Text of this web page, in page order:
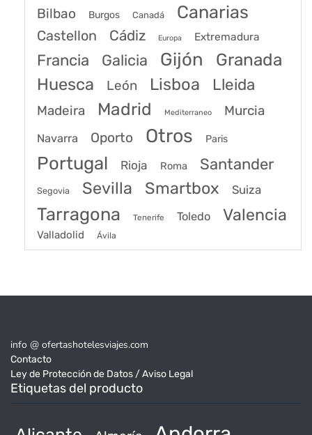
Bilbao Burgos Canadá Canarias
Castellon Cádiz Europa Extremadura
Francia Galicia Gijón Granada
Huesca León Lisboa Lleida
Madeira Madrid Mediterraneo Murcia
Navarra Oporto Otros Paris
Portugal Rioja Roma Santander
Segovia Sevilla Smartbox Suiza
Tarragona Tenerife Toledo Valencia
Valladolid Ávila
info @ ofertashotelesviajes.com
Contacto
Ley de Protección de Datos / Aviso Legal
Etiquetas del producto